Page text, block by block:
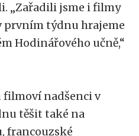
„Zařadili jsme i filmy
prvním týdnu hrajeme
Hodinářového učně,“
filmoví nadšenci v
těšit také na
francouzské